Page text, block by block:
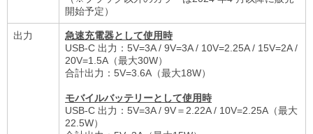
開始予定）
出⼒
急速充電器として使⽤時
USB-C 出⼒：5V=3A / 9V=3A / 10V=2.25A / 15V=2A /
20V=1.5A（最⼤30W）
合計出⼒：5V=3.6A（最⼤18W）
モバイルバッテリーとして使⽤時
USB-C 出⼒：5V=3A / 9V＝2.22A / 10V=2.25A（最⼤
22.5W）